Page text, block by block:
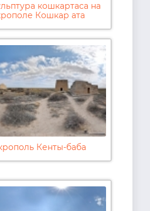
кошкартаса на
Кошкар ата
Кенты-баба